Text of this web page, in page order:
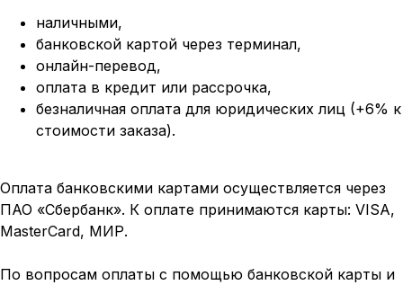
наличными,
банковской картой через терминал,
онлайн-перевод,
оплата в кредит или рассрочка,
безналичная оплата для юридических лиц (+6% к
стоимости заказа).
Оплата банковскими картами осуществляется через
ПАО «Сбербанк». К оплате принимаются карты: VISA,
MasterCard, МИР.
По вопросам оплаты с помощью банковской карты и